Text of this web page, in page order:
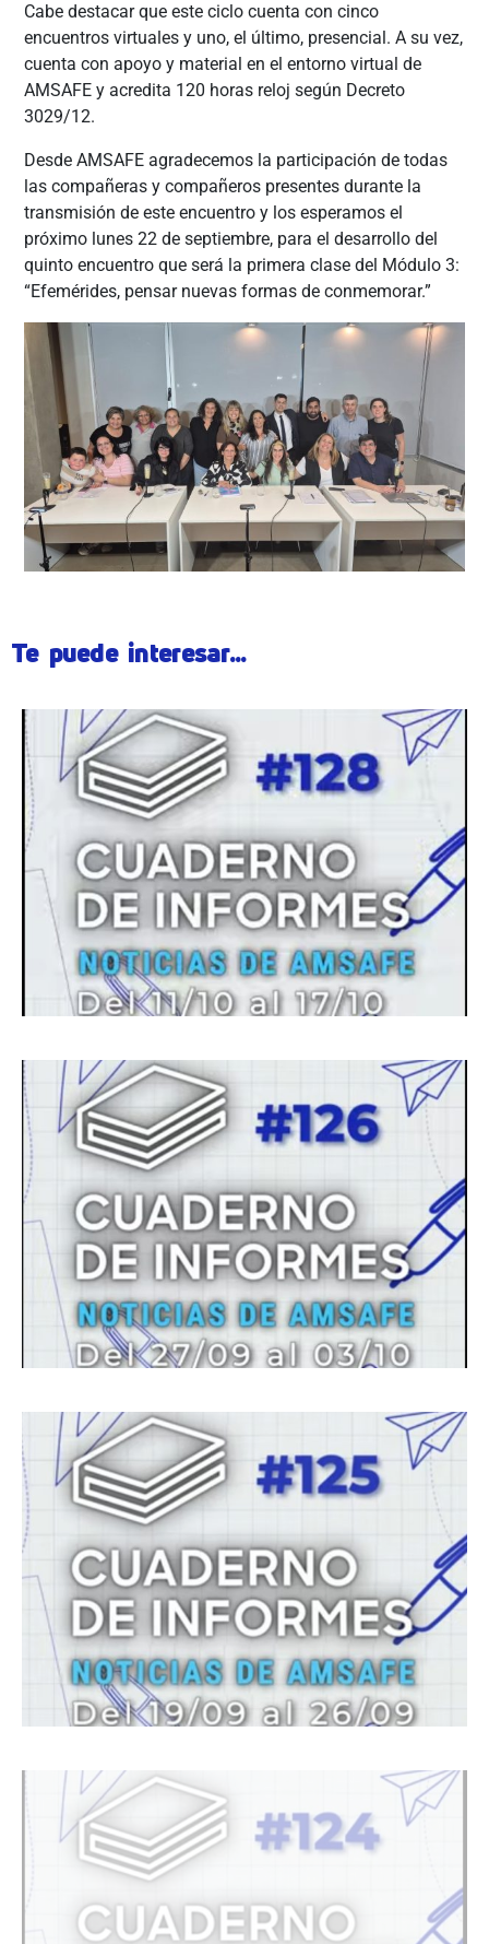
Cabe destacar que este ciclo cuenta con cinco
encuentros virtuales y uno, el último, presencial. A su vez,
cuenta con apoyo y material en el entorno virtual de
AMSAFE y acredita 120 horas reloj según Decreto
3029/12.
Desde AMSAFE agradecemos la participación de todas
las compañeras y compañeros presentes durante la
transmisión de este encuentro y los esperamos el
próximo lunes 22 de septiembre, para el desarrollo del
quinto encuentro que será la primera clase del Módulo 3:
“Efemérides, pensar nuevas formas de conmemorar.”
Te puede interesar...